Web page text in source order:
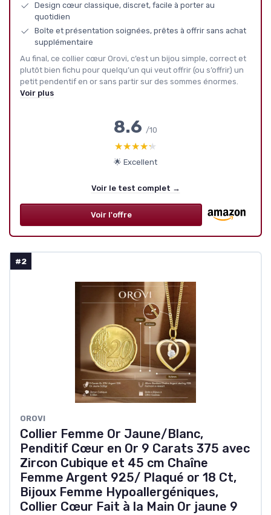
Design cœur classique, discret, facile à porter au
quotidien
Boîte et présentation soignées, prêtes à offrir sans achat
supplémentaire
Au final, ce collier cœur Orovi, c’est un bijou simple, correct et
plutôt bien fichu pour quelqu’un qui veut offrir (ou s’offrir) un
petit pendentif en or sans partir sur des sommes énormes.
Voir plus
8.6 /10
★★★★★
★★★★★
🌟 Excellent
Voir le test complet →
Voir l'offre
#2
OROVI
Collier Femme Or Jaune/Blanc,
Penditif Cœur en Or 9 Carats 375 avec
Zircon Cubique et 45 cm Chaîne
Femme Argent 925/ Plaqué or 18 Ct,
Bijoux Femme Hypoallergéniques,
Collier Cœur Fait à la Main Or jaune 9